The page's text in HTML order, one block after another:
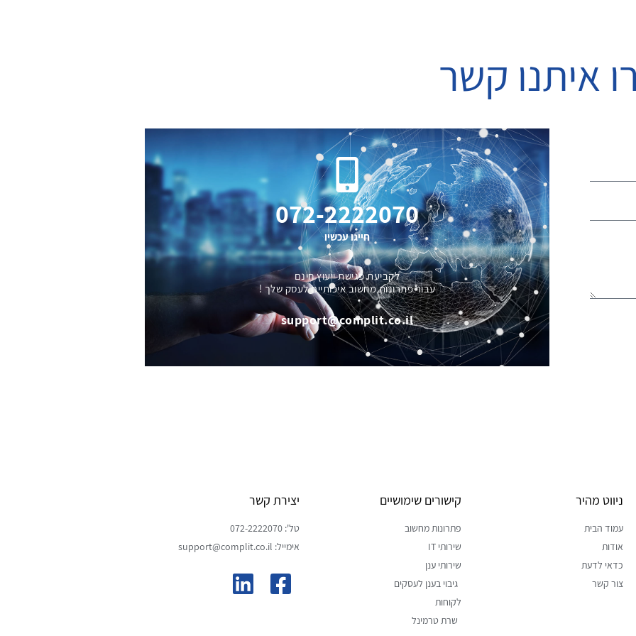
איתנו קשר
072-2222070
חייגו עכשיו
לקביעת פגישת ייעוץ חינם
עבור פתרונות מחשוב איכותיים לעסק שלך !
support@complit.co.il
ניווט מהיר
עמוד הבית
אודות
כדאי לדעת
צור קשר
קישורים שימושיים
פתרונות מחשוב
שירותי IT
שירותי ענן
גיבוי בענן לעסקים
לקוחות
שרת טרמינל
יצירת קשר
טל': 072-2222070
אימייל: support@complit.co.il